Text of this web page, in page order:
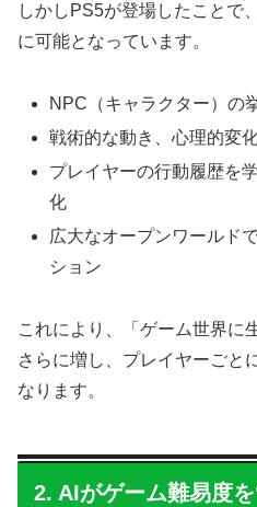
しかしPS5が登場したことで
に可能となっています。
NPC（キャラクター）の
戦術的な動き、心理的変
プレイヤーの行動履歴を
化
広大なオープンワールド
ション
これにより、「ゲーム世界に
さらに増し、プレイヤーごと
なります。
2. AIがゲーム難易度